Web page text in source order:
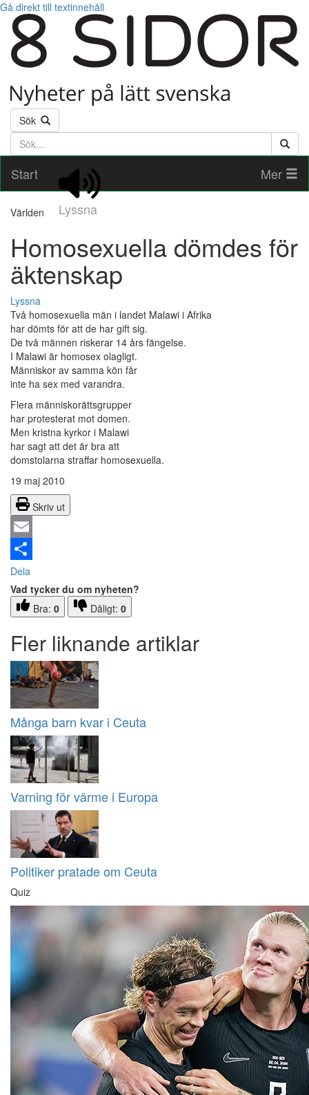
Gå direkt till textinnehåll
Sök
Söktext
Start
Lyssna
Mer
Världen
Homosexuella dömdes för
äktenskap
Lyssna
Två homosexuella män i landet Malawi i Afrika
har dömts för att de har gift sig.
De två männen riskerar 14 års fängelse.
I Malawi är homosex olagligt.
Människor av samma kön får
inte ha sex med varandra.
Flera människorättsgrupper
har protesterat mot domen.
Men kristna kyrkor i Malawi
har sagt att det är bra att
domstolarna straffar homosexuella.
19 maj 2010
Skriv ut
Email
Dela
Vad tycker du om nyheten?
Bra: 0 Dåligt: 0
Fler liknande artiklar
Många barn kvar i Ceuta
Varning för värme i Europa
Politiker pratade om Ceuta
Quiz